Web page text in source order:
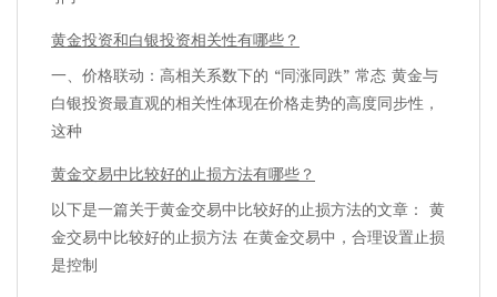
黄金投资和白银投资相关性有哪些？
一、价格联动：高相关系数下的 “同涨同跌” 常态 黄金与
白银投资最直观的相关性体现在价格走势的高度同步性，
这种
黄金交易中比较好的止损方法有哪些？
以下是一篇关于黄金交易中比较好的止损方法的文章： 黄
金交易中比较好的止损方法 在黄金交易中，合理设置止损
是控制